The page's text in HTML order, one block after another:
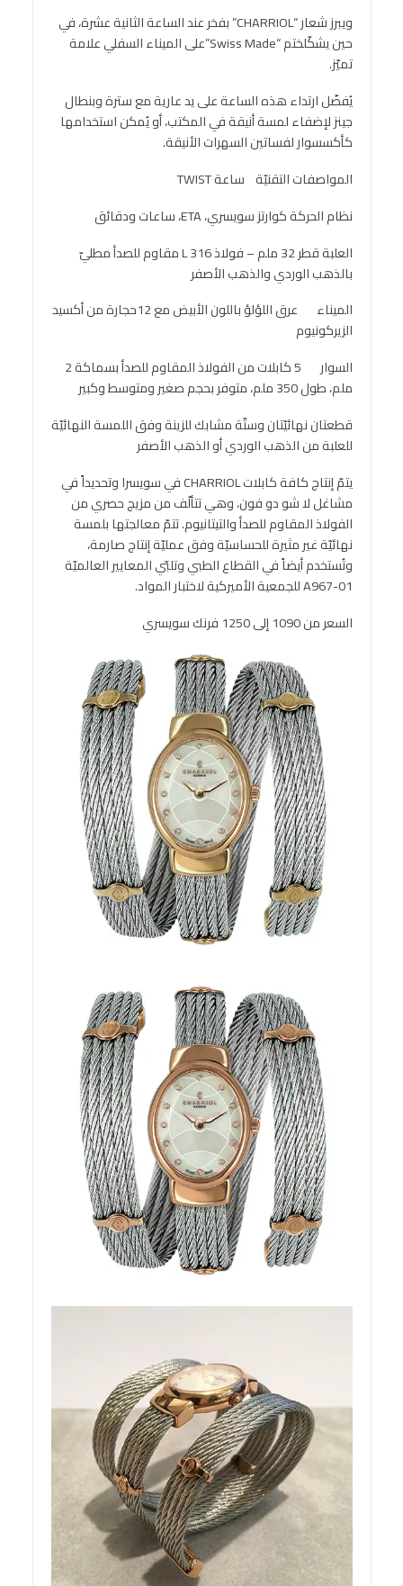
ويبرز شعار “CHARRIOL” بفخر عند الساعة الثانية عشرة، في
حين يشكّلختم “Swiss Made”على الميناء السفلي علامة
تميّز.
يُفضّل ارتداء هذه الساعة على يد عارية مع سترة وبنطال
جينز لإضفاء لمسة أنيقة في المكتب، أو يُمكن استخدامها
كأكسسوار لفساتين السهرات الأنيقة.
المواصفات التقنيّة ساعة TWIST
نظام الحركة كوارتز سويسري، ETA، ساعات ودقائق
العلبة قطر 32 ملم – فولاذ 316 L مقاوم للصدأ مطليّ
بالذهب الوردي والذهب الأصفر
الميناء عرق اللؤلؤ باللون الأبيض مع 12حجارة من أكسيد
الزيركونيوم
السوار 5 كابلات من الفولاذ المقاوم للصدأ بسماكة 2
ملم، طول 350 ملم، متوفر بحجم صغير ومتوسط وكبير
قطعتان نهائيّتان وستّة مشابك للزينة وفق اللمسة النهائيّة
للعلبة من الذهب الوردي أو الذهب الأصفر
يتمّ إنتاج كافة كابلات CHARRIOL في سويسرا وتحديداً في
مشاغل لا شو دو فون، وهي تتألّف من مزيج حصري من
الفولاذ المقاوم للصدأ والتيتانيوم. تتمّ معالجتها بلمسة
نهائيّة غير مثيرة للحساسيّة وفق عمليّة إنتاج صارمة،
وتُستخدم أيضاً في القطاع الطبي وتلبّي المعايير العالميّة
A967-01 للجمعية الأميركية لاختبار المواد.
السعر من 1090 إلى 1250 فرنك سويسري